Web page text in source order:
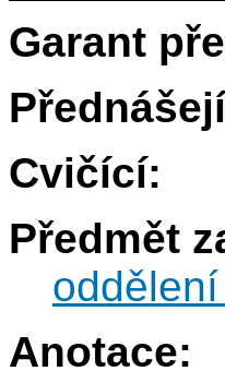
Garant
Cvičící:
Předmět
Anotace: